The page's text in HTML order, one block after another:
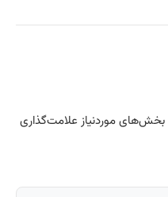
بخش‌های موردنیاز علامت‌گذاری